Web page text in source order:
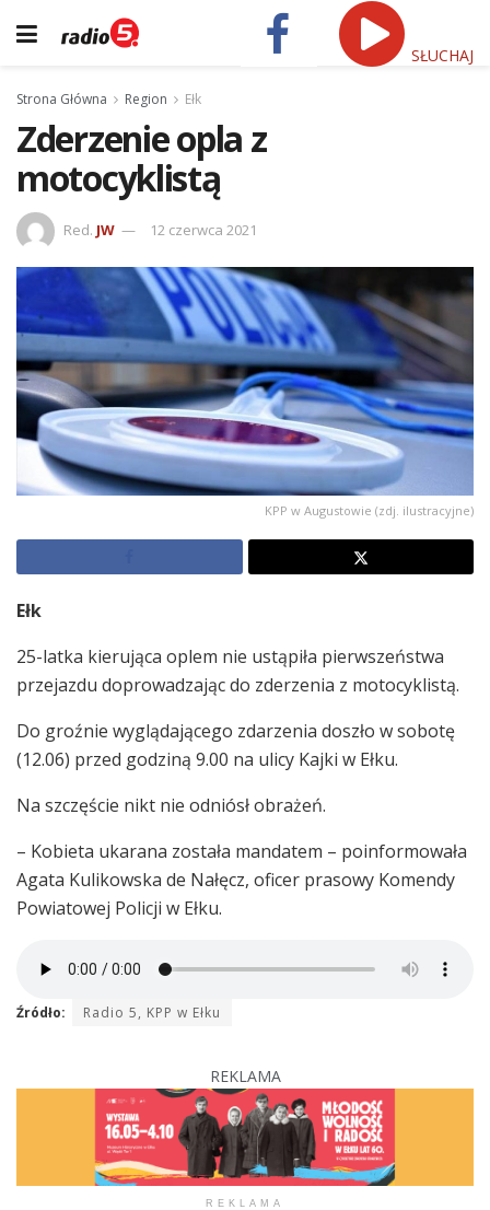
SŁUCHAJ
Strona Główna Region Ełk
Zderzenie opla z
motocyklistą
Red. JW 12 czerwca 2021
KPP w Augustowie (zdj. ilustracyjne)
Ełk
25-latka kierująca oplem nie ustąpiła pierwszeństwa
przejazdu doprowadzając do zderzenia z motocyklistą.
Do groźnie wyglądającego zdarzenia doszło w sobotę
(12.06) przed godziną 9.00 na ulicy Kajki w Ełku.
Na szczęście nikt nie odniósł obrażeń.
– Kobieta ukarana została mandatem – poinformowała
Agata Kulikowska de Nałęcz, oficer prasowy Komendy
Powiatowej Policji w Ełku.
Źródło: Radio 5, KPP w Ełku
REKLAMA
REKLAMA